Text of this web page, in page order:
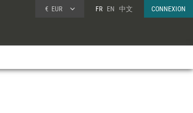
€ EUR FR EN 中文 CONNEXION